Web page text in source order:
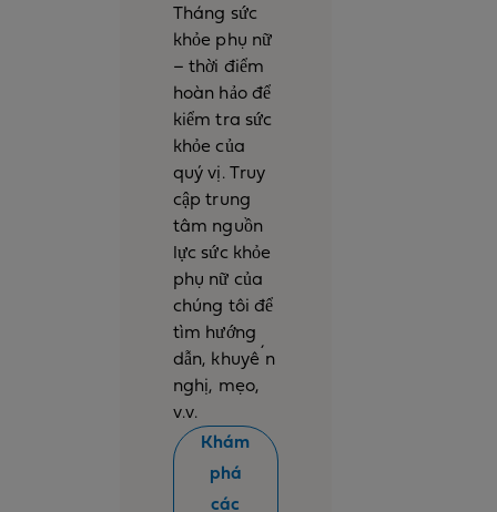
Tháng sức
khỏe phụ nữ
– thời điểm
hoàn hảo để
kiểm tra sức
khỏe của
quý vị. Truy
cập trung
tâm nguồn
lực sức khỏe
phụ nữ của
chúng tôi để
tìm hướng
dẫn, khuyến
nghị, mẹo,
v.v.
Khám
phá
các